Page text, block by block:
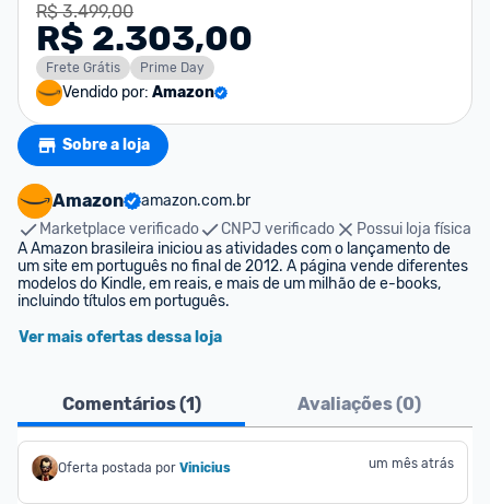
R$ 3.499,00
R$ 2.303,00
Frete Grátis Prime Day
Vendido por: Amazon
Sobre a loja
Amazon
amazon.com.br
Marketplace verificado
CNPJ verificado
Possui loja física
A Amazon brasileira iniciou as atividades com o lançamento de
um site em português no final de 2012. A página vende diferentes
modelos do Kindle, em reais, e mais de um milhão de e-books,
incluindo títulos em português.
Ver mais ofertas dessa loja
Comentários (1) Avaliações (0)
Oferta postada por Vinicius um mês atrás